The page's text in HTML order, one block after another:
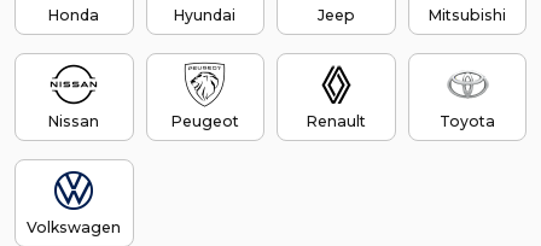
Honda Hyundai Jeep Mitsubishi
Nissan Peugeot Renault Toyota
Volkswagen